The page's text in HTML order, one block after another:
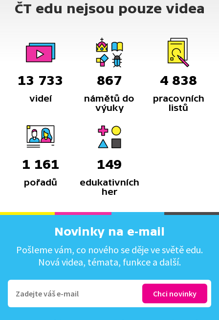
ČT edu nejsou pouze videa
13 733
videí
867
námětů do
výuky
4 838
pracovních
listů
1 161
pořadů
149
edukativních
her
Novinky na e-mail
Pošleme vám, co nového se děje ve světě edu.
Nová videa, témata, funkce a další.